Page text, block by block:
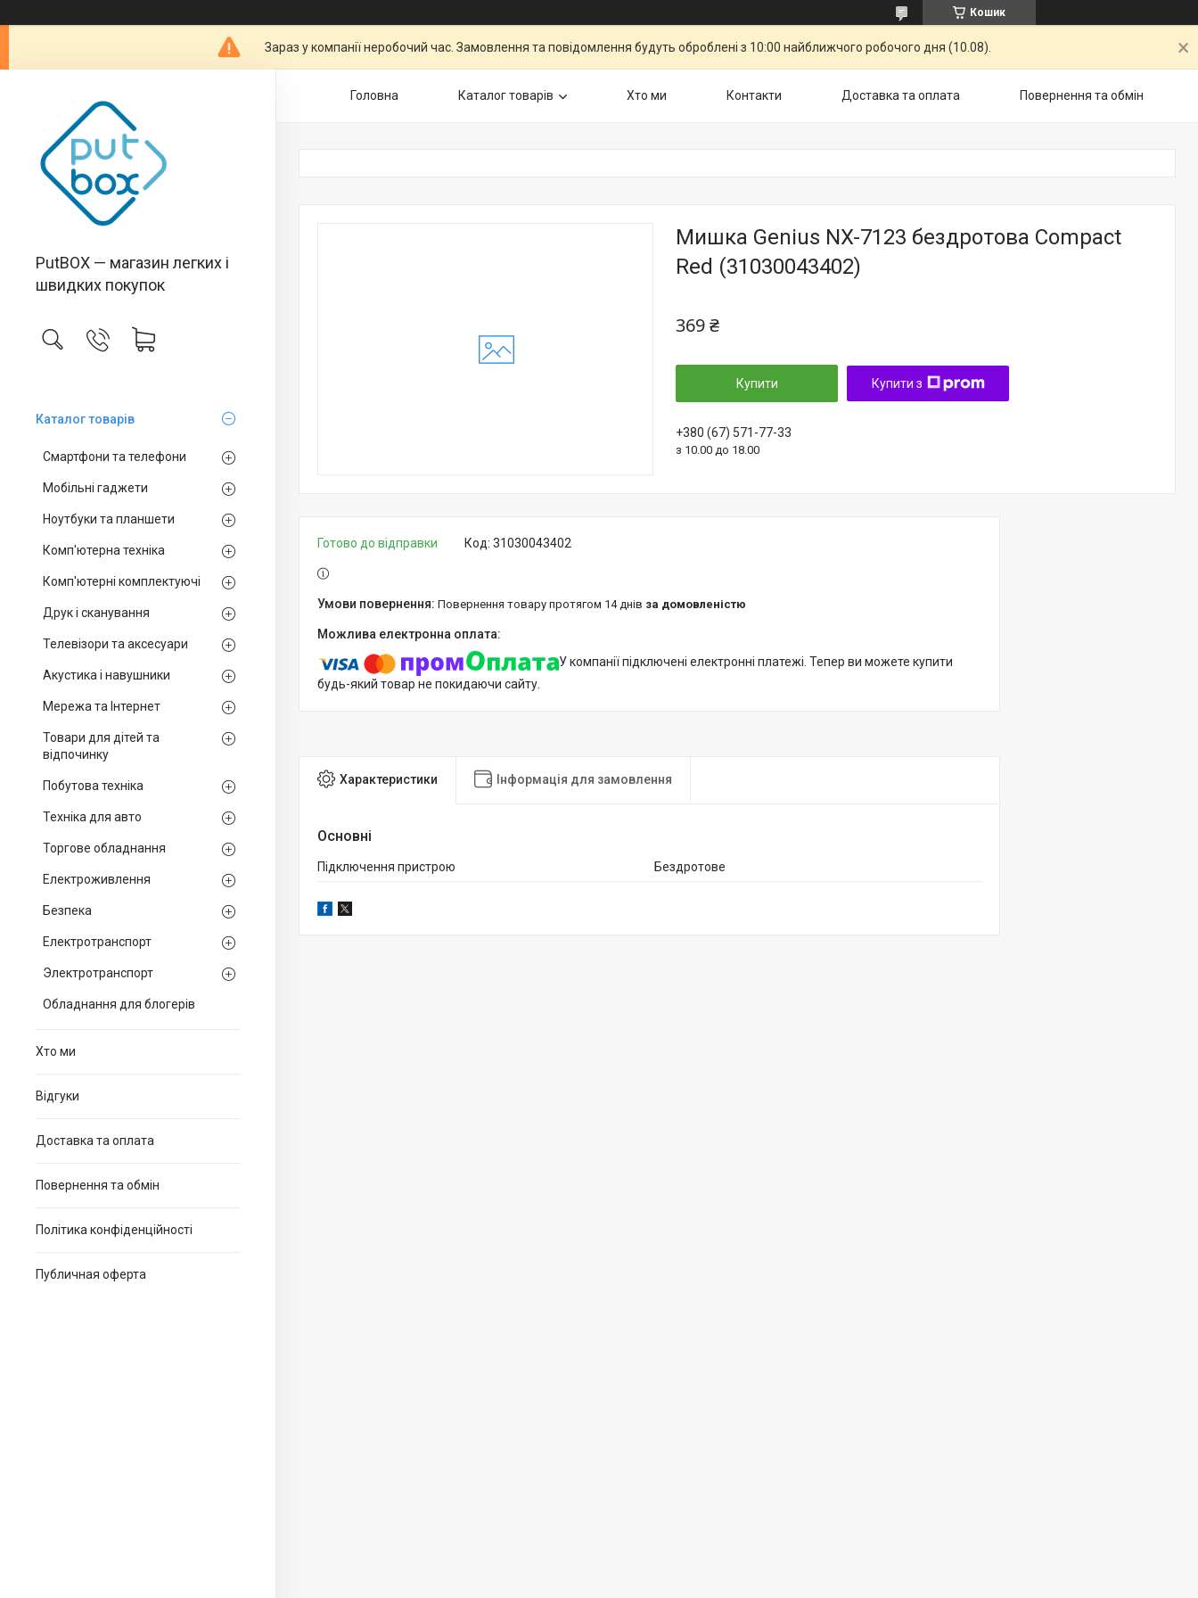
Кошик
Зараз у компанії неробочий час. Замовлення та повідомлення будуть оброблені з 10:00 найближчого робочого дня (10.08).
PutBOX — магазин легких і
швидких покупок
Каталог товарiв
Смартфони та телефони
Мобільні гаджети
Ноутбуки та планшети
Комп'ютерна техніка
Комп'ютерні комплектуючі
Друк і сканування
Телевізори та аксесуари
Акустика і навушники
Мережа та Інтернет
Товари для дітей та
відпочинку
Побутова техніка
Техніка для авто
Торгове обладнання
Електроживлення
Безпека
Електротранспорт
Электротранспорт
Обладнання для блогерів
Хто ми
Вiдгуки
Доставка та оплата
Повернення та обмiн
Політика конфіденційності
Публичная оферта
Головна Каталог товарiв Хто ми Контакти Доставка та оплата Повернення та обмiн
Мишка Genius NX-7123 бездротова Compact
Red (31030043402)
369 ₴
Купити Купити з
+380 (67) 571-77-33
з 10.00 до 18.00
Готово до відправки Код: 31030043402
повернення товару протягом 14 днів за домовленістю
У компанії підключені електронні платежі. Тепер ви можете купити
будь-який товар не покидаючи сайту.
Характеристики Інформація для замовлення
Основні
Підключення пристрою Бездротове